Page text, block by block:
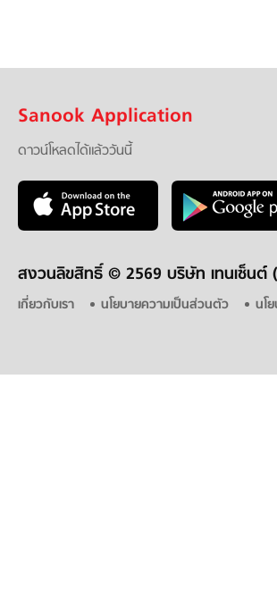
Sanook Application
ดาวน์โหลดได้แล้ววันนี้
สงวนลิขสิทธิ์ © 2569 บริษัท เทนเซ็นต์
เกี่ยวกับเรา นโยบายความเป็นส่วนตัว นโ